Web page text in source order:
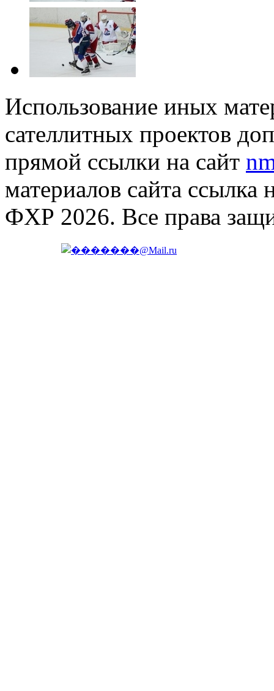
Использование иных
сателлитных проектов
прямой ссылки на сайт
материалов сайта ссылка
ФХР 2026. Все права